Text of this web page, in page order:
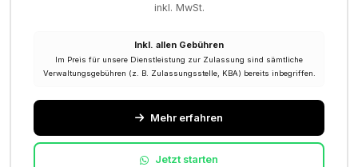
inkl. MwSt.
Inkl. allen Gebühren
Im Preis für unsere Dienstleistung zur Zulassung sind sämtliche
Verwaltungsgebühren (z. B. Zulassungsstelle, KBA) bereits inbegriffen.
Mehr erfahren
Jetzt starten